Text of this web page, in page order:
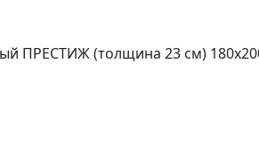
ПРЕСТИЖ (толщина 23 см)